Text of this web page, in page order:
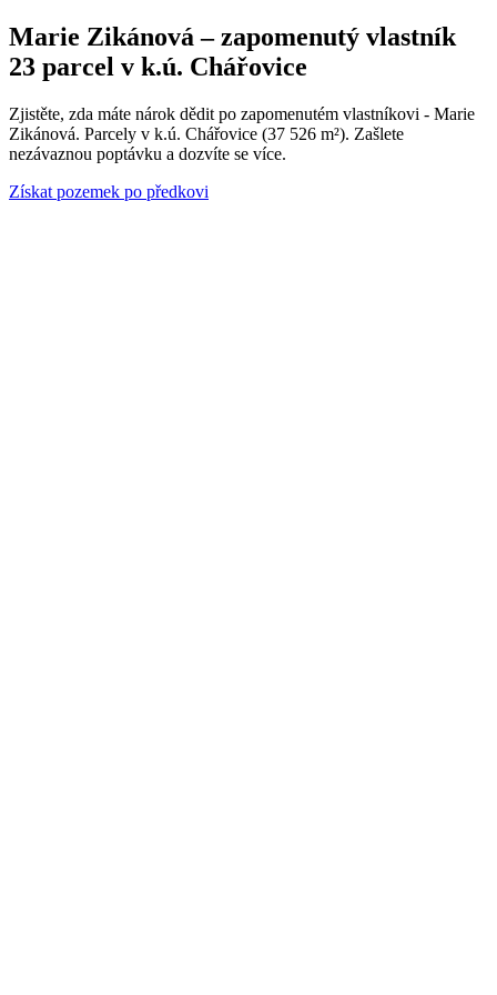
Marie Zikánová – zapomenutý vlastník
23 parcel v k.ú. Chářovice
Zjistěte, zda máte nárok dědit po zapomenutém vlastníkovi - Marie
Zikánová. Parcely v k.ú. Chářovice (37 526 m²). Zašlete
nezávaznou poptávku a dozvíte se více.
Získat pozemek po předkovi